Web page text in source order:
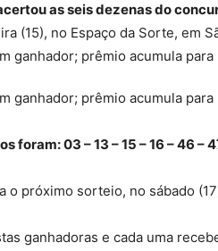
as seis dezenas do
(15), no Espaço da Sorte, em
foram: 03 – 13 – 15 – 16 – 46 –
o próximo sorteio, no sábado
ganhadoras e cada uma